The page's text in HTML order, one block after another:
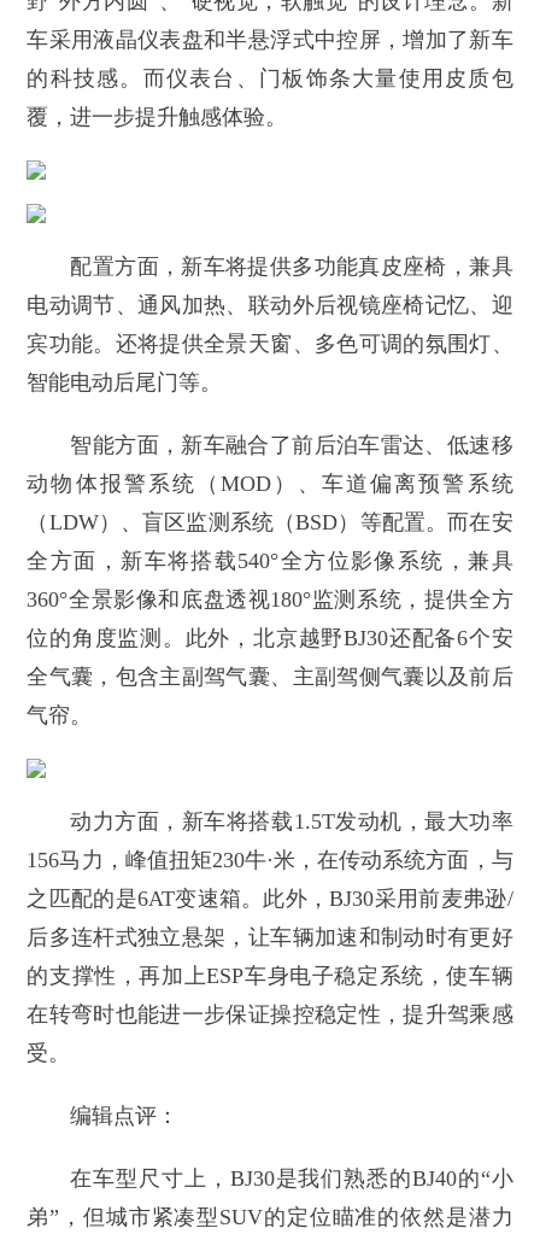
车采用液晶仪表盘和半悬浮式中控屏，增加了新车
的科技感。而仪表台、门板饰条大量使用皮质包
覆，进一步提升触感体验。
配置方面，新车将提供多功能真皮座椅，兼具
电动调节、通风加热、联动外后视镜座椅记忆、迎
宾功能。还将提供全景天窗、多色可调的氛围灯、
智能电动后尾门等。
智能方面，新车融合了前后泊车雷达、低速移
动物体报警系统（MOD）、车道偏离预警系统
（LDW）、盲区监测系统（BSD）等配置。而在安
全方面，新车将搭载540°全方位影像系统，兼具
360°全景影像和底盘透视180°监测系统，提供全方
位的角度监测。此外，北京越野BJ30还配备6个安
全气囊，包含主副驾气囊、主副驾侧气囊以及前后
气帘。
动力方面，新车将搭载1.5T发动机，最大功率
156马力，峰值扭矩230牛·米，在传动系统方面，与
之匹配的是6AT变速箱。此外，BJ30采用前麦弗逊/
后多连杆式独立悬架，让车辆加速和制动时有更好
的支撑性，再加上ESP车身电子稳定系统，使车辆
在转弯时也能进一步保证操控稳定性，提升驾乘感
受。
编辑点评：
在车型尺寸上，BJ30是我们熟悉的BJ40的“小
弟”，但城市紧凑型SUV的定位瞄准的依然是潜力